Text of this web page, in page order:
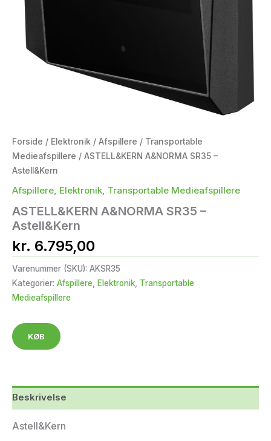
Forside / Elektronik / Afspillere / Transportable
Medieafspillere / ASTELL&KERN A&NORMA SR35 –
Astell&Kern
Afspillere, Elektronik, Transportable Medieafspillere
ASTELL&KERN A&NORMA SR35 –
Astell&Kern
kr. 6.795,00
Varenummer (SKU): AKSR35
Kategorier: Afspillere Elektronik Transportable
Medieafspillere
KØB
Beskrivelse
Astell&Kern